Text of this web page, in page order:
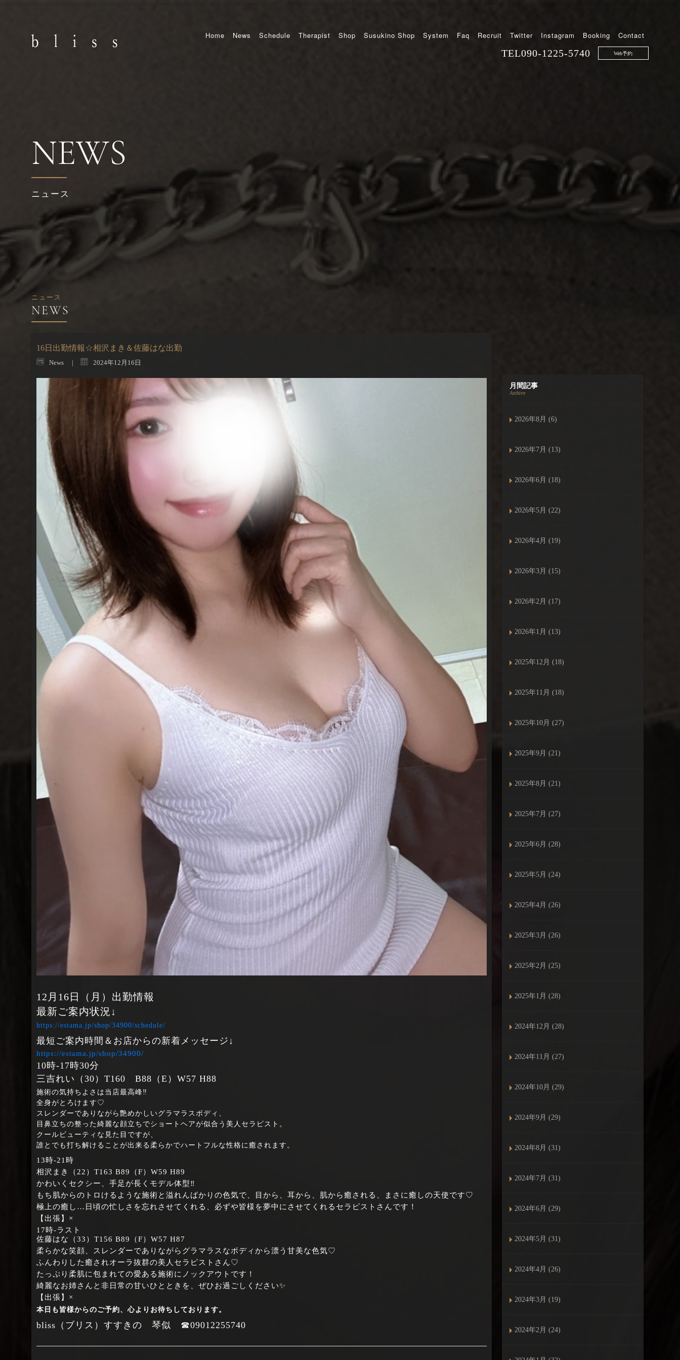
Home News Schedule Therapist Shop Susukino Shop System Faq Recruit Twitter Instagram Booking Contact
TEL090-1225-5740 Web予約
NEWS
ニュース
ニュース
16日出勤情報☆相沢まき＆佐藤はな出勤
News 2024年12月16日
12月16日（月）出勤情報
最新ご案内状況↓
https://estama.jp/shop/34900/schedule/
最短ご案内時間＆お店からの新着メッセージ↓
https://estama.jp/shop/34900/
10時‐17時30分
三吉れい（30）T160 B88（E）W57 H88
施術の気持ちよさは当店最高峰‼
全身がとろけます♡
スレンダーでありながら艶めかしいグラマラスボディ、
目鼻立ちの整った綺麗な顔立ちでショートヘアが似合う美人セラピスト。
クールビューティな見た目ですが、
誰とでも打ち解けることが出来る柔らかでハートフルな性格に癒されます。
13時‐21時
相沢まき（22）T163 B89（F）W59 H89
かわいくセクシー、手足が長くモデル体型‼
もち肌からのトロけるような施術と溢れんばかりの色気で、目から、耳から、肌から癒される、まさに癒しの天使です♡
極上の癒し…日頃の忙しさを忘れさせてくれる、必ずや皆様を夢中にさせてくれるセラピストさんです！
【出張】×
17時‐ラスト
佐藤はな（33）T156 B89（F）W57 H87
柔らかな笑顔、スレンダーでありながらグラマラスなボディから漂う甘美な色気♡
ふんわりした癒されオーラ抜群の美人セラピストさん♡
たっぷり柔肌に包まれての愛ある施術にノックアウトです！
綺麗なお姉さんと非日常の甘いひとときを、ぜひお過ごしください✨
【出張】×
本日も皆様からのご予約、心よりお待ちしております。
bliss（ブリス）すすきの 琴似 ☎09012255740
月間記事
Archive
2026年8月 (6)
2026年7月 (13)
2026年6月 (18)
2026年5月 (22)
2026年4月 (19)
2026年3月 (15)
2026年2月 (17)
2026年1月 (13)
2025年12月 (18)
2025年11月 (18)
2025年10月 (27)
2025年9月 (21)
2025年8月 (21)
2025年7月 (27)
2025年6月 (28)
2025年5月 (24)
2025年4月 (26)
2025年3月 (26)
2025年2月 (25)
2025年1月 (28)
2024年12月 (28)
2024年11月 (27)
2024年10月 (29)
2024年9月 (29)
2024年8月 (31)
2024年7月 (31)
2024年6月 (29)
2024年5月 (31)
2024年4月 (26)
2024年3月 (19)
2024年2月 (24)